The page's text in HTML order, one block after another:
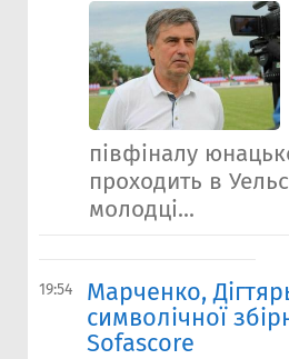
півфіналу
проходить в
молодці...
19:54
Марченко,
символічної
Sofascore